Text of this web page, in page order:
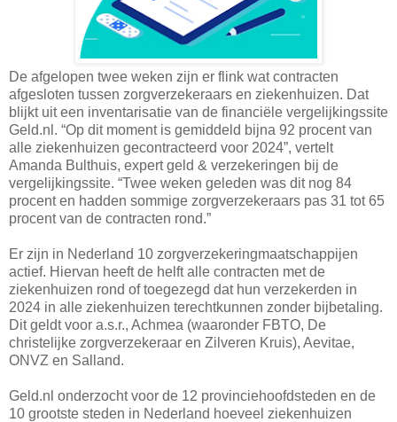
De afgelopen twee weken zijn er flink wat contracten
afgesloten tussen zorgverzekeraars en ziekenhuizen. Dat
blijkt uit een inventarisatie van de financiële vergelijkingssite
Geld.nl. “Op dit moment is gemiddeld bijna 92 procent van
alle ziekenhuizen gecontracteerd voor 2024”, vertelt
Amanda Bulthuis, expert geld & verzekeringen bij de
vergelijkingssite. “Twee weken geleden was dit nog 84
procent en hadden sommige zorgverzekeraars pas 31 tot 65
procent van de contracten rond.”
Er zijn in Nederland 10 zorgverzekeringmaatschappijen
actief. Hiervan heeft de helft alle contracten met de
ziekenhuizen rond of toegezegd dat hun verzekerden in
2024 in alle ziekenhuizen terechtkunnen zonder bijbetaling.
Dit geldt voor a.s.r., Achmea (waaronder FBTO, De
christelijke zorgverzekeraar en Zilveren Kruis), Aevitae,
ONVZ en Salland.
Geld.nl onderzocht voor de 12 provinciehoofdsteden en de
10 grootste steden in Nederland hoeveel ziekenhuizen